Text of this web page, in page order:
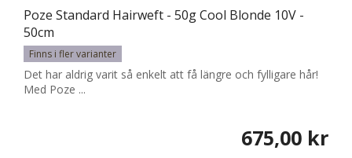
Poze Standard Hairweft - 50g Cool Blonde 10V -
50cm
Finns i fler varianter
Det har aldrig varit så enkelt att få längre och fylligare hår!
Med Poze ...
675,00 kr